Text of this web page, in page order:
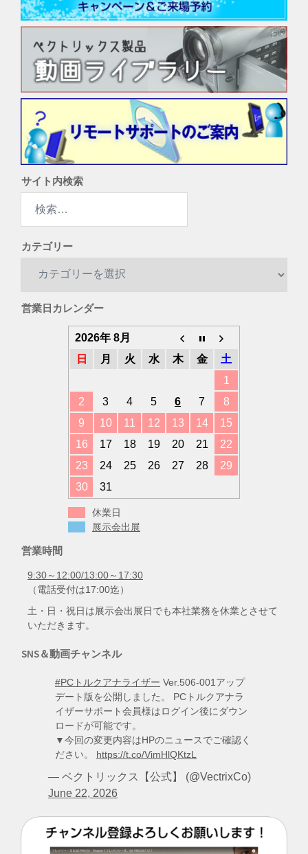
サイト内検索
カテゴリー
リ
営業日カレンダー
2026年 8月
日
月 火 水 木 金
土
1
2
3 4 5 6 7
8
9
10 11 12 13 14
15
16
17 18 19 20 21
22
23
24 25 26 27 28
29
30
31
休業日
展示会出展
営業時間
9:30～12:00/13:00～17:30
（電話受付は17:00迄）
土・日・祝日は展示会出展日でも本社業務を休業とさせて
いただきます。
SNS＆動画チャンネル
#PCトルクアナライザー Ver.506-001アップ
デート版を公開しました。 PCトルクアナラ
イザーサポート会員様はログイン後にダウン
ロードが可能です。
▼今回の変更内容はHPのニュースでご確認く
ださい。 https://t.co/VimHlQKtzL
— ベクトリックス【公式】 (@VectrixCo)
June 22, 2026